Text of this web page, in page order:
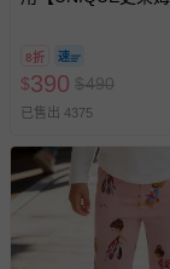
示字句等
相關的退換貨
其他常見問題：
運送服務：目
區，可能會無
8/30 (電子票券，於
訂單編號兌換，逾
人小孩均一價(3歲以
8折
$390 $490
已售出 4375